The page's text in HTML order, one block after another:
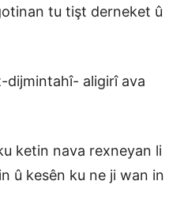
tu tişt derneket û
dijmintahî- aligirî ava
ketin nava rexneyan li
û kesên ku ne ji wan in